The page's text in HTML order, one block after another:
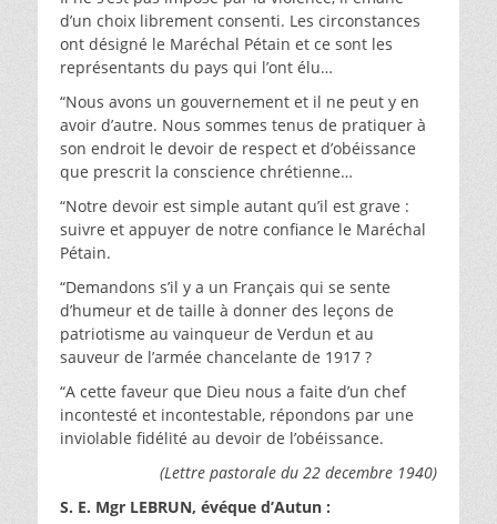
d’un choix librement consenti. Les circonstances
ont désigné le Maréchal Pétain et ce sont les
représentants du pays qui l’ont élu…
“Nous avons un gouvernement et il ne peut y en
avoir d’autre. Nous sommes tenus de pratiquer à
son endroit le devoir de respect et d’obéissance
que prescrit la conscience chrétienne…
“Notre devoir est simple autant qu’il est grave :
suivre et appuyer de notre confiance le Maréchal
Pétain.
“Demandons s’il y a un Français qui se sente
d’humeur et de taille à donner des leçons de
patriotisme au vainqueur de Verdun et au
sauveur de l’armée chancelante de 1917 ?
“A cette faveur que Dieu nous a faite d’un chef
incontesté et incontestable, répondons par une
inviolable fidélité au devoir de l’obéissance.
(Lettre pastorale du 22 decembre 1940)
S. E. Mgr LEBRUN, évéque d’Autun :